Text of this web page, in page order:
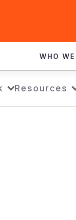
WHO WE
Resources